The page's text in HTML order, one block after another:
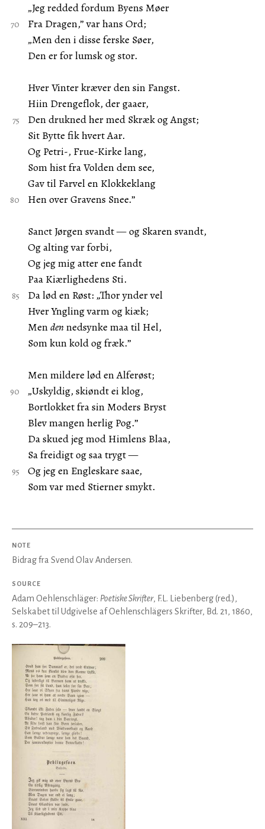
„Jeg redded fordum Byens Møer
Fra Dragen,” var hans Ord;
„Men den i disse ferske Søer,
Den er for lumsk og stor.
Hver Vinter kræver den sin Fangst.
Hiin Drengeflok, der gaaer,
Den drukned her med Skræk og Angst;
Sit Bytte fik hvert Aar.
Og Petri-, Frue-Kirke lang,
Som hist fra Volden dem see,
Gav til Farvel en Klokkeklang
Hen over Gravens Snee.”
Sanct Jørgen svandt — og Skaren svandt,
Og alting var forbi,
Og jeg mig atter ene fandt
Paa Kiærlighedens Sti.
Da lød en Røst: „Thor ynder vel
Hver Yngling varm og kiæk;
Menden nedsynke maa til Hel,
Som kun kold og fræk.”
Men mildere lød en Alferøst;
„Uskyldig, skiøndt ei klog,
Bortlokket fra sin Moders Bryst
Blev mangen herlig Pog.”
Da skued jeg mod Himlens Blaa,
Sa freidigt og saa trygt —
Og jeg en Engleskare saae,
Som var med Stierner smykt.
NOTE
Bidrag fra Svend Olav Andersen.
SOURCE
Adam Oehlenschläger: Poetiske Skrifter, F.L. Liebenberg (red.),
Selskabet til Udgivelse af Oehlenschlägers Skrifter, Bd. 21, 1860,
s. 209–213.